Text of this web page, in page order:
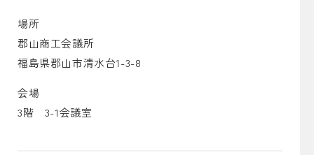
場所
郡山商工会議所
福島県郡山市清水台1-3-8
会場
3階 3-1会議室